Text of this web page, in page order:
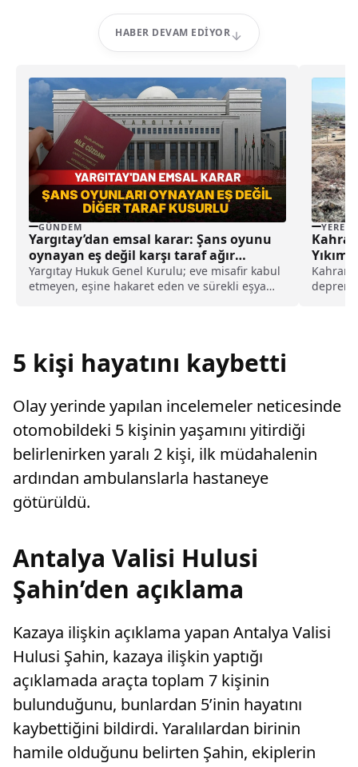
HABER DEVAM EDIYOR
GÜNDEM
Yargıtay’dan emsal karar: Şans oyunu
oynayan eş değil karşı taraf ağır
kusurlu sayıldı
Yargıtay Hukuk Genel Kurulu; eve misafir kabul
etmeyen, eşine hakaret eden ve sürekli eşya
YEREL
Yıkım
5 kişi hayatını kaybetti
Olay yerinde yapılan incelemeler neticesinde
otomobildeki 5 kişinin yaşamını yitirdiği
belirlenirken yaralı 2 kişi, ilk müdahalenin
ardından ambulanslarla hastaneye
götürüldü.
Antalya Valisi Hulusi
Şahin’den açıklama
Kazaya ilişkin açıklama yapan Antalya Valisi
Hulusi Şahin, kazaya ilişkin yaptığı
açıklamada araçta toplam 7 kişinin
bulunduğunu, bunlardan 5’inin hayatını
kaybettiğini bildirdi. Yaralılardan birinin
hamile olduğunu belirten Şahin, ekiplerin